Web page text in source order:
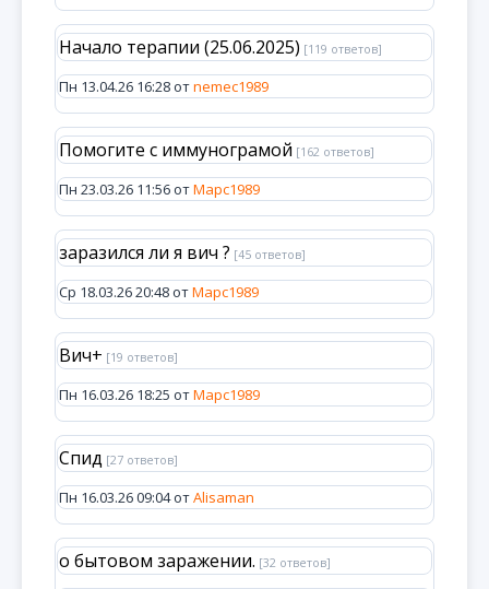
Начало терапии (25.06.2025) [119 ответов]
Пн 13.04.26 16:28 отnemec1989
Помогите с иммунограмой [162 ответов]
Пн 23.03.26 11:56 отМарс1989
заразился ли я вич ? [45 ответов]
Ср 18.03.26 20:48 отМарс1989
Вич+ [19 ответов]
Пн 16.03.26 18:25 отМарс1989
Спид [27 ответов]
Пн 16.03.26 09:04 отAlisaman
о бытовом заражении. [32 ответов]